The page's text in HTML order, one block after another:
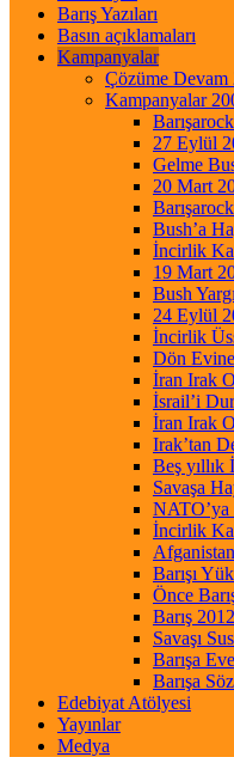
Barış Yazıları
Basın açıklamaları
Kampanyalar
Çözüme Devam
Kampanyalar
27 Eylül
Gelme
20 Mart
Bush’a
İncirlik
19 Mart
Bush
24 Eylül
İncirlik
Dön
İran Irak
İsrail’i
İran Irak
Irak’tan
Beş yıllık
Savaşa
NATO’ya
İncirlik
Barışı
Önce
Barış 2012
Savaşı
Barışa
Barışa
Edebiyat Atölyesi
Yayınlar
Medya